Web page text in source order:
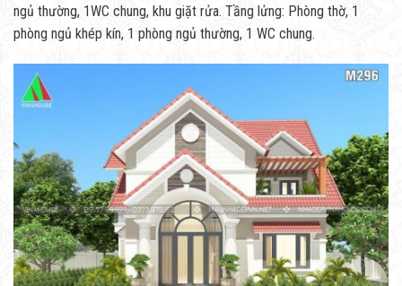
ngủ thường, 1WC chung, khu giặt rửa. Tầng lửng: Phòng thờ, 1
phòng ngủ khép kín, 1 phòng ngủ thường, 1 WC chung.